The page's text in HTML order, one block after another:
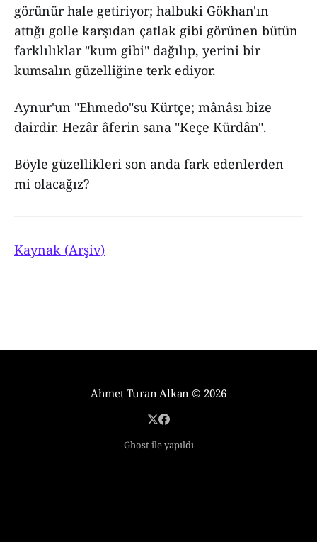
görünür hale getiriyor; halbuki Gökhan'ın
attığı golle karşıdan çatlak gibi görünen bütün
farklılıklar "kum gibi" dağılıp, yerini bir
kumsalın güzelliğine terk ediyor.
Aynur'un "Ehmedo"su Kürtçe; mânâsı bize
dairdir. Hezâr âferin sana "Keçe Kürdân".
Böyle güzellikleri son anda fark edenlerden
mi olacağız?
Kaynak (Arşiv)
Ahmet Turan Alkan © 2026
Ghost ile yapıldı